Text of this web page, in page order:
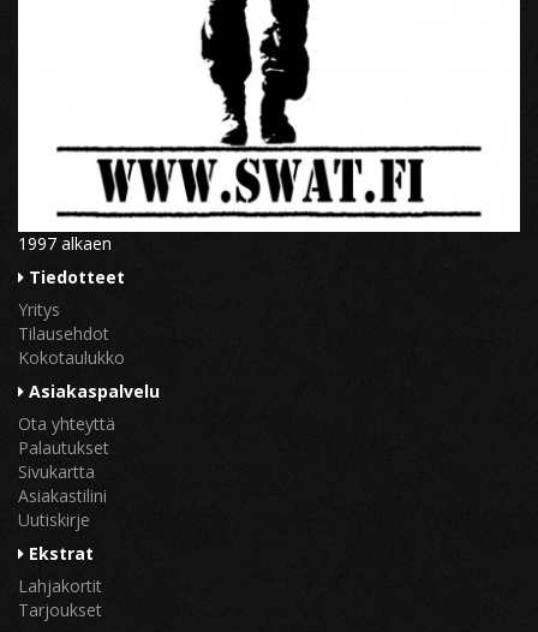
1997 alkaen
Tiedotteet
Yritys
Tilausehdot
Kokotaulukko
Asiakaspalvelu
Ota yhteyttä
Palautukset
Sivukartta
Asiakastilini
Uutiskirje
Ekstrat
Lahjakortit
Tarjoukset